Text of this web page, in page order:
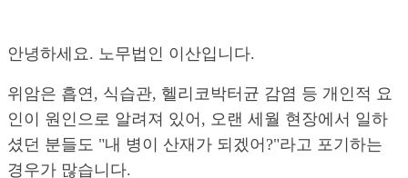
안녕하세요. 노무법인 이산입니다.
위암은 흡연, 식습관, 헬리코박터균 감염 등 개인적 요
인이 원인으로 알려져 있어, 오랜 세월 현장에서 일하
셨던 분들도 "내 병이 산재가 되겠어?"라고 포기하는
경우가 많습니다.